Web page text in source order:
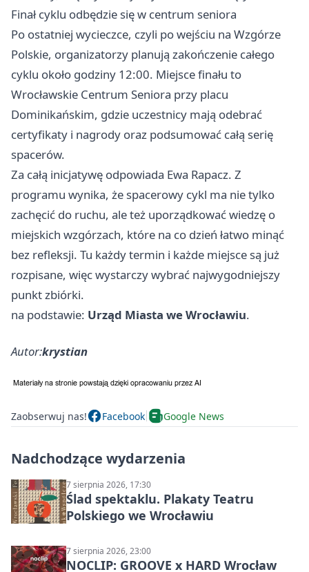
Finał cyklu odbędzie się w centrum seniora
Po ostatniej wycieczce, czyli po wejściu na Wzgórze
Polskie, organizatorzy planują zakończenie całego
cyklu około godziny 12:00. Miejsce finału to
Wrocławskie Centrum Seniora przy placu
Dominikańskim, gdzie uczestnicy mają odebrać
certyfikaty i nagrody oraz podsumować całą serię
spacerów.
Za całą inicjatywę odpowiada Ewa Rapacz. Z
programu wynika, że spacerowy cykl ma nie tylko
zachęcić do ruchu, ale też uporządkować wiedzę o
miejskich wzgórzach, które na co dzień łatwo minąć
bez refleksji. Tu każdy termin i każde miejsce są już
rozpisane, więc wystarczy wybrać najwygodniejszy
punkt zbiórki.
na podstawie: Urząd Miasta we Wrocławiu.
Autor:krystian
Zaobserwuj nas! Facebook Google News
Nadchodzące wydarzenia
7 sierpnia 2026, 17:30
Ślad spektaklu. Plakaty Teatru
Polskiego we Wrocławiu
7 sierpnia 2026, 23:00
NOCLIP: GROOVE x HARD Wrocław